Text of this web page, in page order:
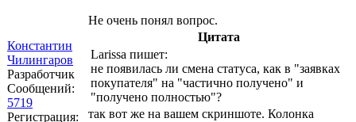
Константин
Чилингаров
Разработчик
Сообщений:
5719
Регистрация:
Не очень понял вопрос.
Цитата
Larissa пишет:
не появилась ли смена статуса, как в "заявках
покупателя" на "частично получено" и
"получено полностью"?
так вот же на вашем скриншоте. Колонка